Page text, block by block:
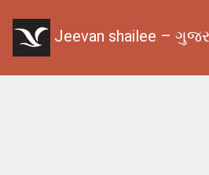
Jeevan shailee –